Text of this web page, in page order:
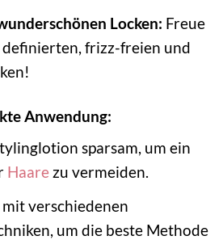
Locken: Freue
frizz-freien und
Anwendung:
sparsam, um ein
Haarezu vermeiden.
verschiedenen
um die beste Methode